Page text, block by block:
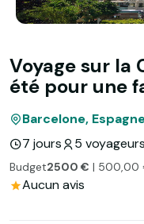
Voyage sur la
été pour une
Barcelone,
7 jours
5
Budget2500 € | 500,00
Aucun avis